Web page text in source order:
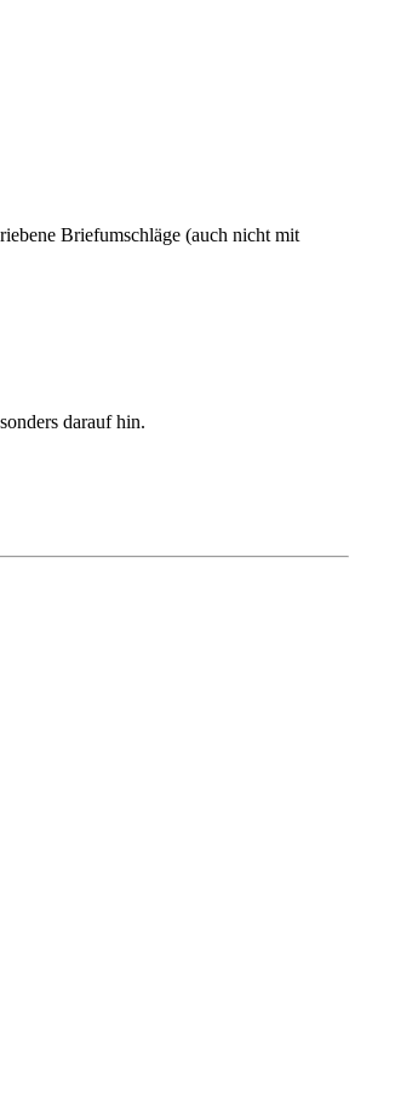
Briefumschläge (auch nicht mit
darauf hin.